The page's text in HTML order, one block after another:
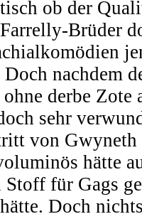
ob der
Brüder
Doch nachdem
derbe Zote
sehr
von Gwyneth
hätte
für Gags
Doch